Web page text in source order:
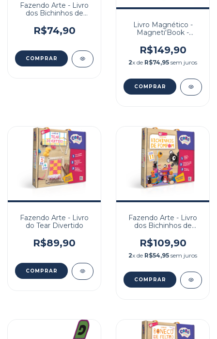
Fazendo Arte - Livro
dos Bichinhos de
R$74,90
Livro Magnético -
Magneti'Book -
R$149,90
2x de R$74,95 sem juros
Fazendo Arte - Livro
do Tear Divertido
R$89,90
Fazendo Arte - Livro
dos Bichinhos de
R$109,90
2x de R$54,95 sem juros